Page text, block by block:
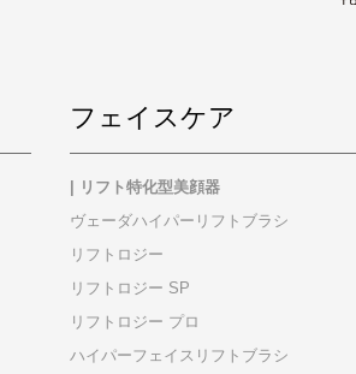
フェイスケア
| リフト特化型美顔器
ヴェーダハイパーリフトブラシ
リフトロジー
リフトロジー SP
リフトロジー プロ
ハイパーフェイスリフトブラシ